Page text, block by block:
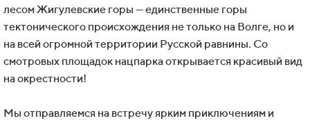
лесом Жигулевские горы — единственные горы
тектонического происхождения не только на Волге, но и
на всей огромной территории Русской равнины. Со
смотровых площадок нацпарка открывается красивый вид
на окрестности!
Мы отправляемся на встречу ярким приключениям и